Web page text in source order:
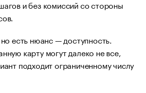
и без комиссий со стороны
есть нюанс — доступность.
карту могут далеко не все,
подходит ограниченному числу